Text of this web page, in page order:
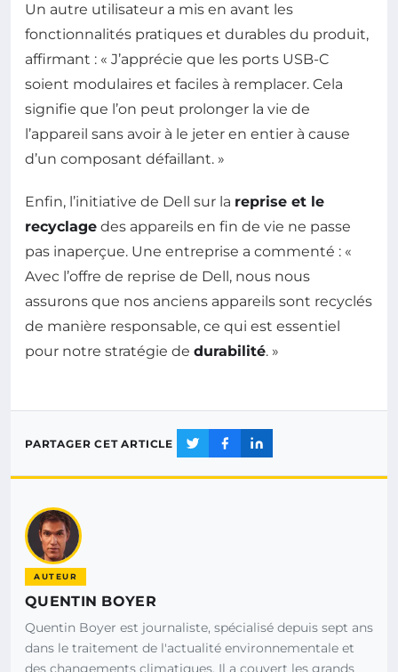
Un autre utilisateur a mis en avant les
fonctionnalités pratiques et durables du produit,
affirmant : « J’apprécie que les ports USB-C
soient modulaires et faciles à remplacer. Cela
signifie que l’on peut prolonger la vie de
l’appareil sans avoir à le jeter en entier à cause
d’un composant défaillant. »
Enfin, l’initiative de Dell sur la reprise et le
recyclage des appareils en fin de vie ne passe
pas inaperçue. Une entreprise a commenté : «
Avec l’offre de reprise de Dell, nous nous
assurons que nos anciens appareils sont recyclés
de manière responsable, ce qui est essentiel
pour notre stratégie de durabilité. »
PARTAGER CET ARTICLE
AUTEUR
QUENTIN BOYER
Quentin Boyer est journaliste, spécialisé depuis sept ans
dans le traitement de l'actualité environnementale et
des changements climatiques. Il a couvert les grands